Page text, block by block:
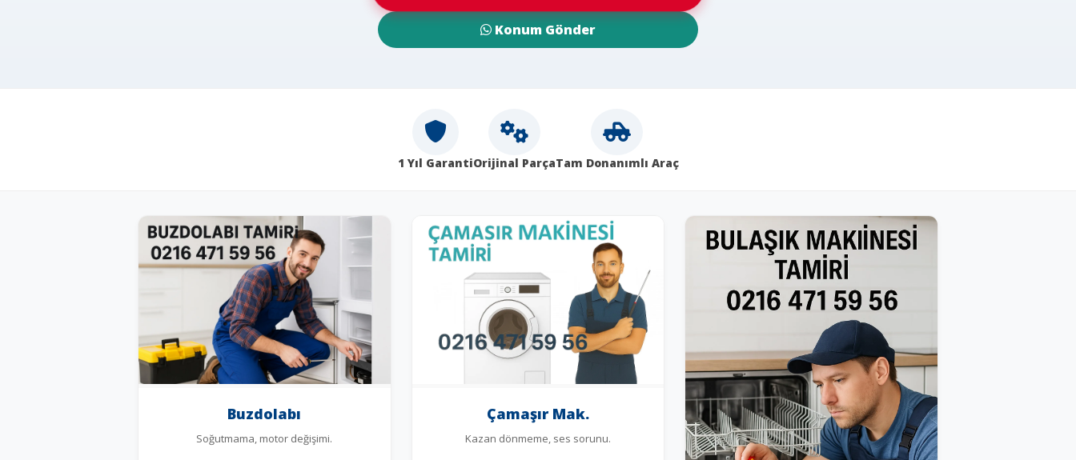
Konum Gönder
1 Yıl GarantiOrijinal ParçaTam Donanımlı Araç
Buzdolabı
Soğutmama, motor değişimi.
Çamaşır Mak.
Kazan dönmeme, ses sorunu.